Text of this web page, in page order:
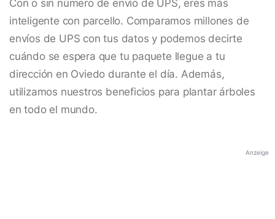
Con o sin número de envío de UPS, eres más
inteligente con parcello. Comparamos millones de
envíos de UPS con tus datos y podemos decirte
cuándo se espera que tu paquete llegue a tu
dirección en Oviedo durante el día. Además,
utilizamos nuestros beneficios para plantar árboles
en todo el mundo.
Anzeige